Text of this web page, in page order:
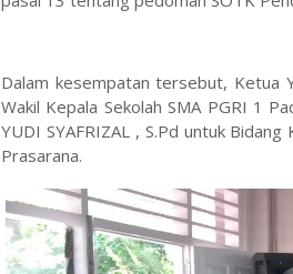
Dalam kesempatan tersebut, Ketua
Wakil Kepala Sekolah SMA PGRI 1
YUDI SYAFRIZAL , S.Pd untuk
Prasarana.